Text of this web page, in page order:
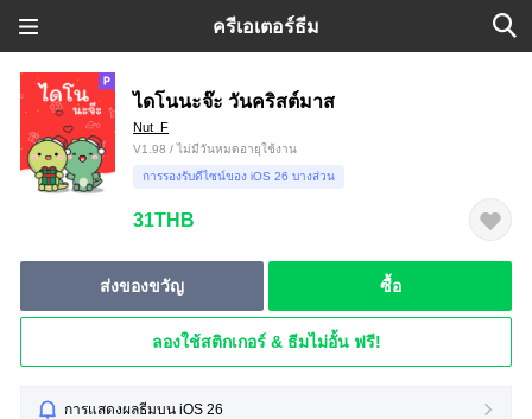
ครีเอเตอร์ธีม
ไดโนนะจ๊ะ วันคริสต์มาส
Nut_F
V1.98 / ไม่มีวันหมดอายุใช้งาน
การรองรับดีไซน์ของ iOS 26 บางส่วน
31THB
ส่งของขวัญ ซื้อ
ลองใช้สติกเกอร์ & ธีมไม่อั้น ฟรี!
การแสดงผลธีมบน iOS 26